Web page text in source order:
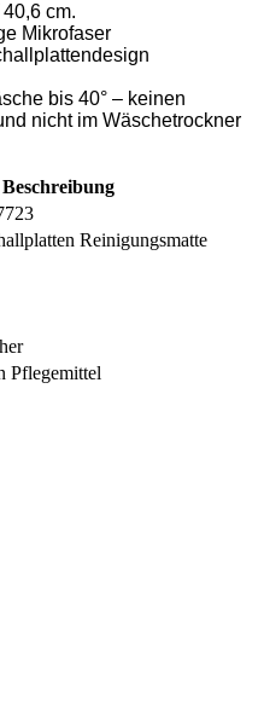
cm.
Mikrofaser
bis 40° – keinen
nicht im Wäschetrockner
Beschreibung
Reinigungsmatte
Pflegemittel